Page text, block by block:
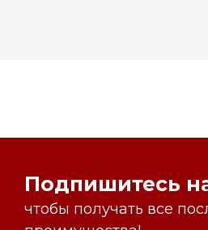
Подпишитесь
чтобы получать все